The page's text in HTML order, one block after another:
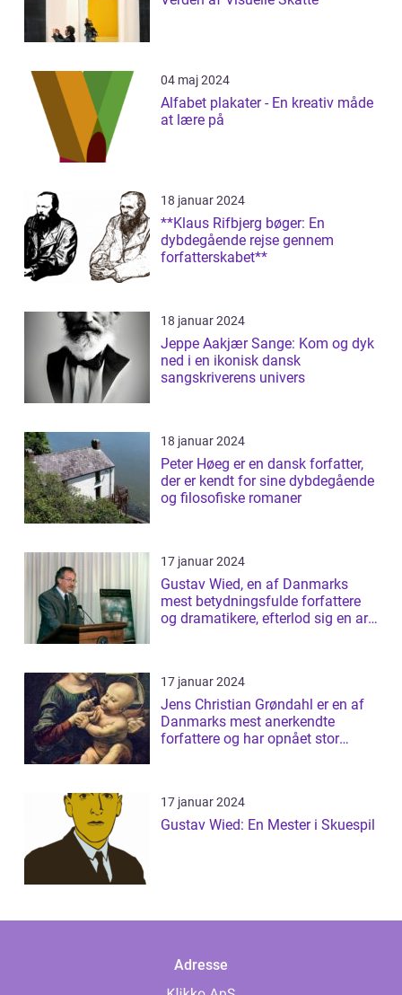
04 maj 2024
Alfabet plakater - En kreativ måde
at lære på
18 januar 2024
**Klaus Rifbjerg bøger: En
dybdegående rejse gennem
forfatterskabet**
18 januar 2024
Jeppe Aakjær Sange: Kom og dyk
ned i en ikonisk dansk
sangskriverens univers
18 januar 2024
Peter Høeg er en dansk forfatter,
der er kendt for sine dybdegående
og filosofiske romaner
17 januar 2024
Gustav Wied, en af Danmarks
mest betydningsfulde forfattere
og dramatikere, efterlod sig en arv
17 januar 2024
Jens Christian Grøndahl er en af
Danmarks mest anerkendte
forfattere og har opnået stor
17 januar 2024
Gustav Wied: En Mester i Skuespil
Adresse